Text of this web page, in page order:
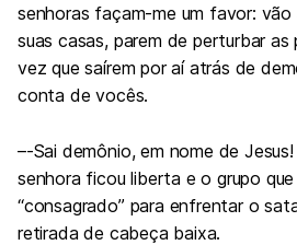
senhoras façam-me um favor: vão
suas casas, parem de perturbar as
vez que saírem por aí atrás de
conta de vocês.
–-Sai demônio,em nome de Jesus!
senhora ficou liberta e o grupo
“consagrado” para enfrentar o
retirada de cabeça baixa.